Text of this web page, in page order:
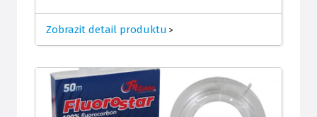
Zobrazit detail produktu >